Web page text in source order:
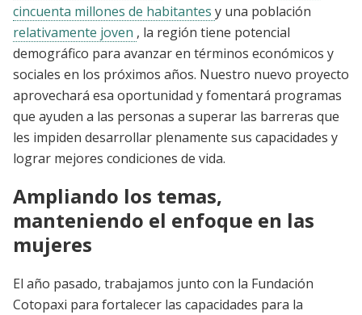
cincuenta millones de habitantes y una población
relativamente joven , la región tiene potencial
demográfico para avanzar en términos económicos y
sociales en los próximos años. Nuestro nuevo proyecto
aprovechará esa oportunidad y fomentará programas
que ayuden a las personas a superar las barreras que
les impiden desarrollar plenamente sus capacidades y
lograr mejores condiciones de vida.
Ampliando los temas,
manteniendo el enfoque en las
mujeres
El año pasado, trabajamos junto con la Fundación
Cotopaxi para fortalecer las capacidades para la